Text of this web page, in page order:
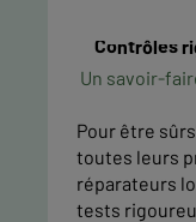
Contrôles
Un savoir-
Pour être
toutes leurs
réparateurs
tests